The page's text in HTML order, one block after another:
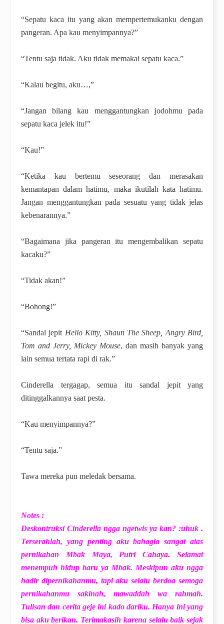
“Sepatu kaca itu yang akan mempertemukanku dengan
pangeran. Apa kau menyimpannya?”
“Tentu saja tidak. Aku tidak memakai sepatu kaca.”
“Kalau begitu, aku…,”
“Jangan bilang kau menggantungkan jodohmu pada
sepatu kaca jelek itu!”
“Kau!”
“Ketika kau bertemu seseorang dan merasakan
kemantapan dalam hatimu, maka ikutilah kata hatimu.
Jangan menggantungkan pada sesuatu yang tidak jelas
kebenarannya.”
“Bagaimana jika pangeran itu mengembalikan sepatu
kacaku?”
“Tidak akan!”
“Bohong!”
“Sandal jepit Hello Kitty, Shaun The Sheep, Angry Bird,
Tom and Jerry, Mickey Mouse, dan masih banyak yang
lain semua tertata rapi di rak.”
Cinderella tergagap, semua itu sandal jepit yang
ditinggalkannya saat pesta.
“Kau menyimpannya?”
“Tentu saja.”
Tawa mereka pun meledak bersama.
Notes :
Deskontruksi Cinderella ngga ngetwis ya kan? :uhuk .
Terserahlah, yang penting aku bahagia sangat atas
pernikahan Mbak Maya, Putri Cahaya. Selamat
menempuh hidup baru ya Mbak. Meskipun aku ngga
hadir dipernikahanmu, tapi aku selalu berdoa semoga
pernikahanmu sakinah, mawaddah wa rahmah.
Tulisan dan cerita geje ini kado dariku. Hanya ini yang
bisa aku berikan. Terimakasih karena selalu baik sejak